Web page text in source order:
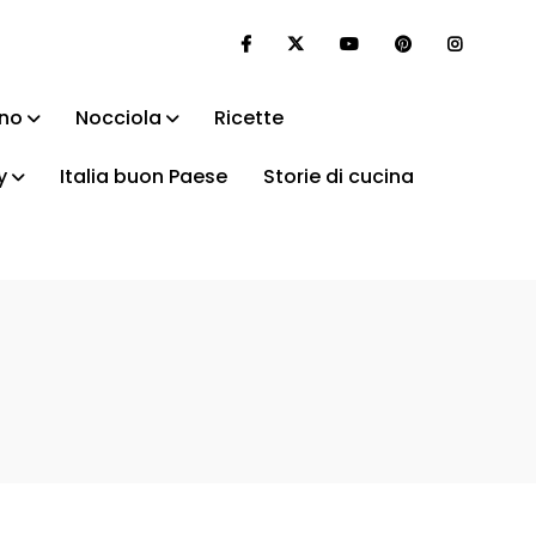
Nocciola Ricette
Italia buon Paese Storie di cucina